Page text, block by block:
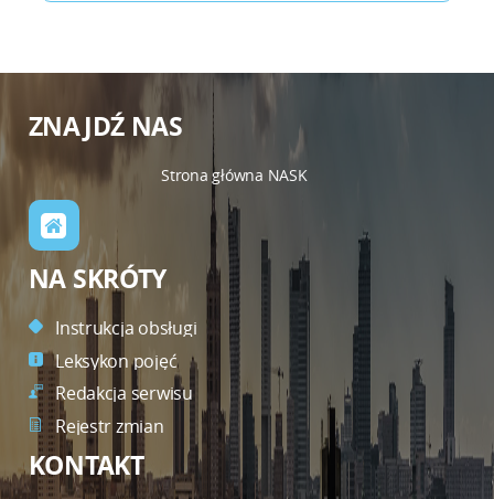
ZNAJDŹ NAS
Strona główna NASK
NA SKRÓTY
Instrukcja obsługi
Leksykon pojęć
Redakcja serwisu
Rejestr zmian
KONTAKT